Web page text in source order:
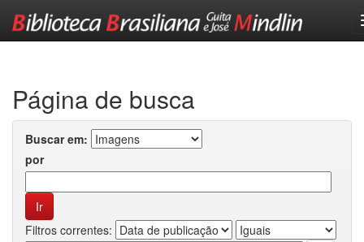
Página de busca
Buscar em:
por
Filtros correntes: